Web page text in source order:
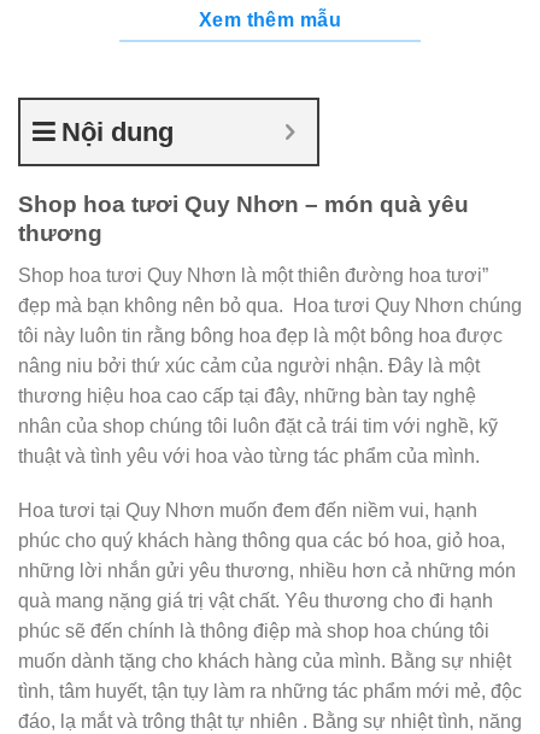
Xem thêm mẫu
Nội dung
Shop hoa tươi Quy Nhơn – món quà yêu
thương
Shop hoa tươi Quy Nhơn là một thiên đường hoa tươi”
đẹp mà bạn không nên bỏ qua. Hoa tươi Quy Nhơn chúng
tôi này luôn tin rằng bông hoa đẹp là một bông hoa được
nâng niu bởi thứ xúc cảm của người nhận. Đây là một
thương hiệu hoa cao cấp tại đây, những bàn tay nghệ
nhân của shop chúng tôi luôn đặt cả trái tim với nghề, kỹ
thuật và tình yêu với hoa vào từng tác phẩm của mình.
Hoa tươi tại Quy Nhơn muốn đem đến niềm vui, hạnh
phúc cho quý khách hàng thông qua các bó hoa, giỏ hoa,
những lời nhắn gửi yêu thương, nhiều hơn cả những món
quà mang nặng giá trị vật chất. Yêu thương cho đi hạnh
phúc sẽ đến chính là thông điệp mà shop hoa chúng tôi
muốn dành tặng cho khách hàng của mình. Bằng sự nhiệt
tình, tâm huyết, tận tụy làm ra những tác phẩm mới mẻ, độc
đáo, lạ mắt và trông thật tự nhiên . Bằng sự nhiệt tình, năng